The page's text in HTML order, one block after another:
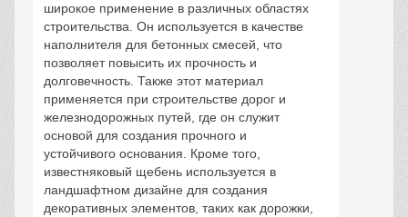
широкое применение в различных областях
строительства. Он используется в качестве
наполнителя для бетонных смесей, что
позволяет повысить их прочность и
долговечность. Также этот материал
применяется при строительстве дорог и
железнодорожных путей, где он служит
основой для создания прочного и
устойчивого основания. Кроме того,
известняковый щебень используется в
ландшафтном дизайне для создания
декоративных элементов, таких как дорожки,